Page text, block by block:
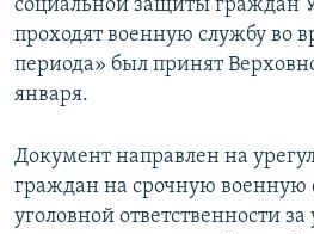
социальной защиты граждан
проходят военную службу во
периода» был принят
января.
Документ направлен на
граждан на срочную военную
уголовной ответственности